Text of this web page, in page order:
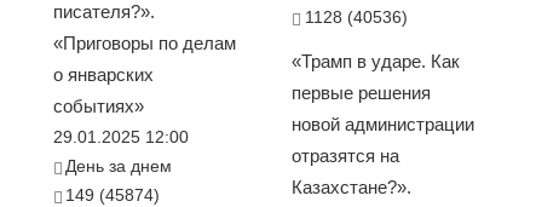
писателя?».
«Приговоры по делам
о январских
событиях»
29.01.2025 12:00
День за днем
149 (45874)
1128 (40536)
«Трамп в ударе. Как
первые решения
новой администрации
отразятся на
Казахстане?».